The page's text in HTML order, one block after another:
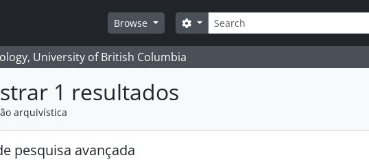
Browse
Pesquisar
Search options
University of British Columbia
1 resultados
arquivística
pesquisa avançada